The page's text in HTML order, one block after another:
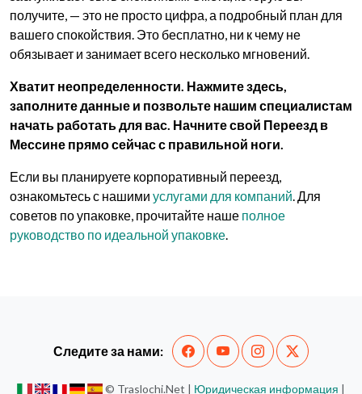
получите, — это не просто цифра, а подробный план для
вашего спокойствия. Это бесплатно, ни к чему не
обязывает и занимает всего несколько мгновений.
Хватит неопределенности. Нажмите здесь,
заполните данные и позвольте нашим специалистам
начать работать для вас. Начните свой Переезд в
Мессине прямо сейчас с правильной ноги.
Если вы планируете корпоративный переезд,
ознакомьтесь с нашими услугами для компаний. Для
советов по упаковке, прочитайте наше полное
руководство по идеальной упаковке.
Следите за нами:
© Traslochi.Net | Юридическая информация |